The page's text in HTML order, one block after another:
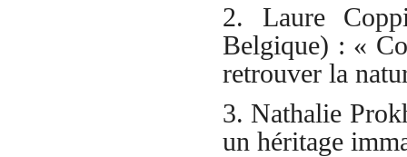
2. Laure
Belgique) : «
retrouver la
3. Nathalie
un héritage